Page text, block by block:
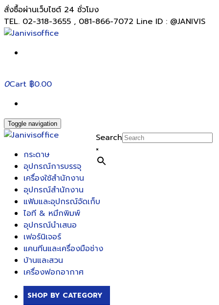
สั่งซื้อผ่านเว็บไซต์ 24 ชั่วโมง
TEL. 02-318-3655 , 081-866-7072 Line ID : @JANIVIS
0Cart ฿0.00
Toggle navigation
Search
×
กระดาษ
อุปกรณ์การบรรจุ
เครื่องใช้สำนักงาน
อุปกรณ์สำนักงาน
แฟ้มและอุปกรณ์จัดเก็บ
ไอที & หมึกพิมพ์
อุปกรณ์นำเสนอ
เฟอร์นิเจอร์
แคนทีนและเครื่องมือช่าง
บ้านและสวน
เครื่องฟอกอากาศ
SHOP BY CATEGORY